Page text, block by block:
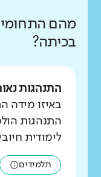
מהם
בכיתה?
התנהגות
באיזו מידה
התנהגות
לימודית
תלמידים